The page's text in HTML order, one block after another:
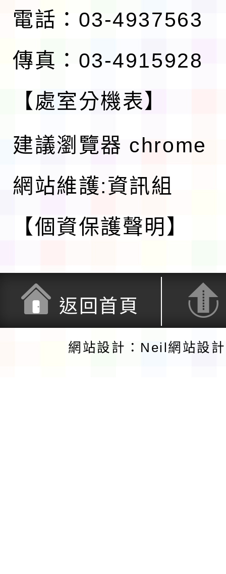
電話：03-4937563
傳真：03-4915928
【處室分機表】
建議瀏覽器 chrome
網站維護:資訊組
【個資保護聲明】
返回首頁
網站設計：Neil網站設